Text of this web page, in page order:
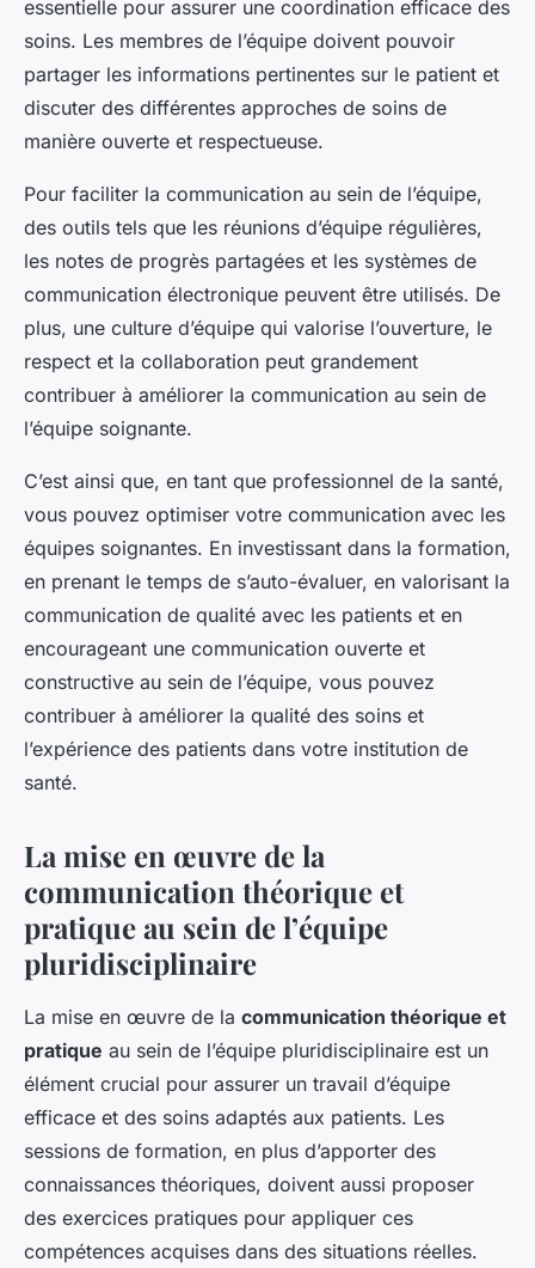
essentielle pour assurer une coordination efficace des
soins. Les membres de l’équipe doivent pouvoir
partager les informations pertinentes sur le patient et
discuter des différentes approches de soins de
manière ouverte et respectueuse.
Pour faciliter la communication au sein de l’équipe,
des outils tels que les réunions d’équipe régulières,
les notes de progrès partagées et les systèmes de
communication électronique peuvent être utilisés. De
plus, une culture d’équipe qui valorise l’ouverture, le
respect et la collaboration peut grandement
contribuer à améliorer la communication au sein de
l’équipe soignante.
C’est ainsi que, en tant que professionnel de la santé,
vous pouvez optimiser votre communication avec les
équipes soignantes. En investissant dans la formation,
en prenant le temps de s’auto-évaluer, en valorisant la
communication de qualité avec les patients et en
encourageant une communication ouverte et
constructive au sein de l’équipe, vous pouvez
contribuer à améliorer la qualité des soins et
l’expérience des patients dans votre institution de
santé.
La mise en œuvre de la
communication théorique et
pratique au sein de l’équipe
pluridisciplinaire
La mise en œuvre de la communication théorique et
pratique au sein de l’équipe pluridisciplinaire est un
élément crucial pour assurer un travail d’équipe
efficace et des soins adaptés aux patients. Les
sessions de formation, en plus d’apporter des
connaissances théoriques, doivent aussi proposer
des exercices pratiques pour appliquer ces
compétences acquises dans des situations réelles.